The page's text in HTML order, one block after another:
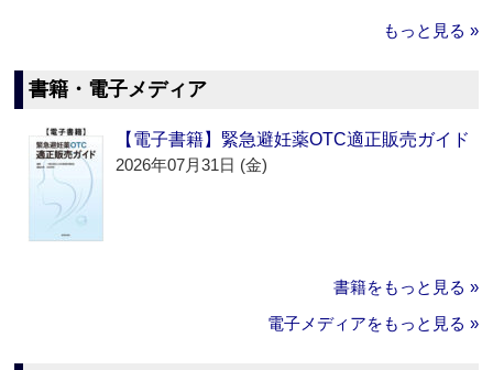
もっと見る »
書籍・電子メディア
【電子書籍】緊急避妊薬OTC適正販売ガイド
2026年07月31日 (金)
書籍をもっと見る »
電子メディアをもっと見る »